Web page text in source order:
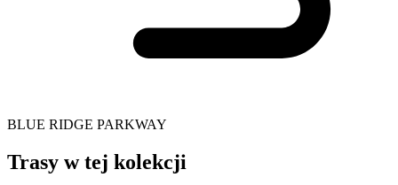
BLUE RIDGE PARKWAY
Trasy w tej kolekcji